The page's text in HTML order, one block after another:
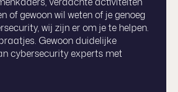
of gewoon wil weten of je genoeg
wij zijn er om je te helpen.
Gewoon duidelijke
cybersecurity experts met